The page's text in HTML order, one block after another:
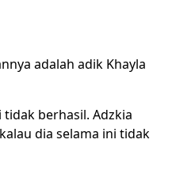
adalah adik Khayla
berhasil. Adzkia
dia selama ini tidak